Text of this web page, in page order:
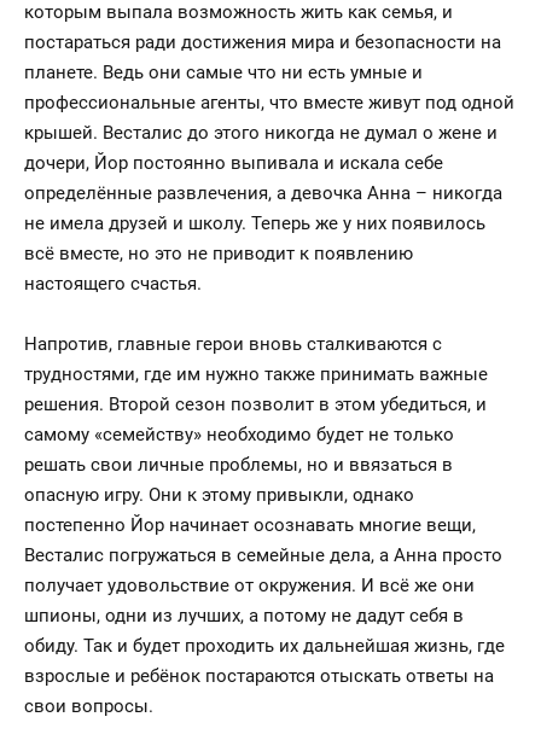
которым выпала возможность жить как семья, и
постараться ради достижения мира и безопасности на
планете. Ведь они самые что ни есть умные и
профессиональные агенты, что вместе живут под одной
крышей. Весталис до этого никогда не думал о жене и
дочери, Йор постоянно выпивала и искала себе
определённые развлечения, а девочка Анна – никогда
не имела друзей и школу. Теперь же у них появилось
всё вместе, но это не приводит к появлению
настоящего счастья.
Напротив, главные герои вновь сталкиваются с
трудностями, где им нужно также принимать важные
решения. Второй сезон позволит в этом убедиться, и
самому «семейству» необходимо будет не только
решать свои личные проблемы, но и ввязаться в
опасную игру. Они к этому привыкли, однако
постепенно Йор начинает осознавать многие вещи,
Весталис погружаться в семейные дела, а Анна просто
получает удовольствие от окружения. И всё же они
шпионы, одни из лучших, а потому не дадут себя в
обиду. Так и будет проходить их дальнейшая жизнь, где
взрослые и ребёнок постараются отыскать ответы на
свои вопросы.